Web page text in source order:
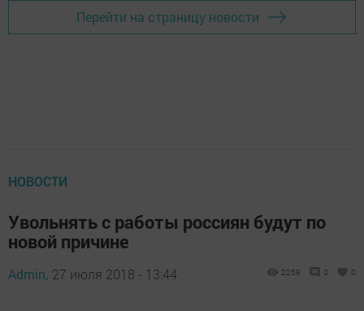
Перейти на страницу новости
НОВОСТИ
Увольнять с работы россиян будут по
новой причине
Admin, 27 июля 2018 - 13:44 2259 0 0